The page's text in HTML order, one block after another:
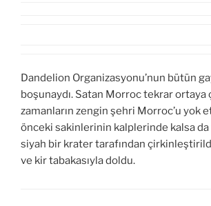
Dandelion Organizasyonu’nun bütün
boşunaydı. Satan Morroc tekrar ortaya
zamanların zengin şehri Morroc’u yok
önceki sakinlerinin kalplerinde kalsa
siyah bir krater tarafından
ve kir tabakasıyla doldu.